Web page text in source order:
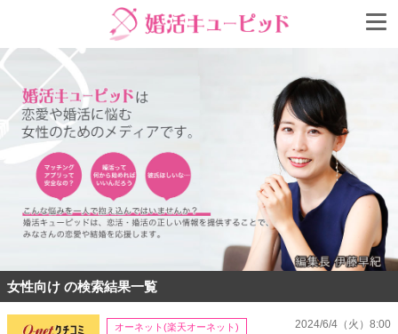
女性向け の検索結果一覧
オーネット(楽天オーネット) 2024/6/4（火）8:00